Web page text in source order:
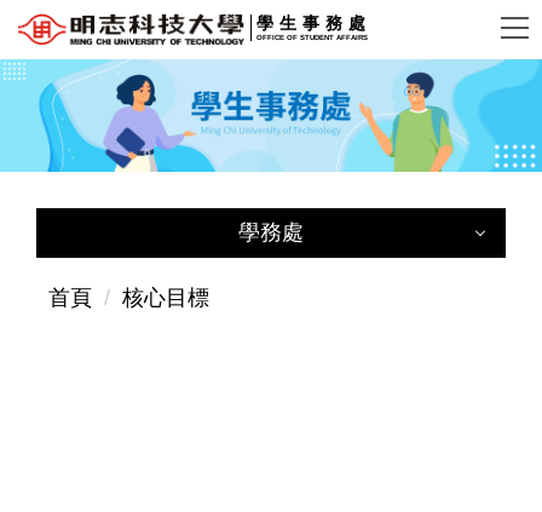
跳
到
主
學生事務處
OFFICE OF STUDENT AFFAIRS
學務處
首頁 核心目標